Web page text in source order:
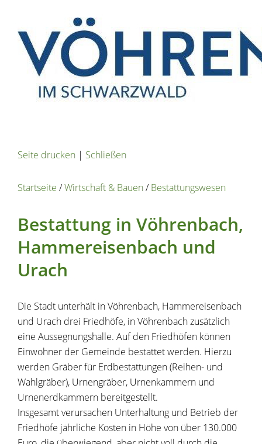
Seite drucken | Schließen
Startseite /Wirtschaft & Bauen/Bestattungswesen
Bestattung in Vöhrenbach,
Hammereisenbach und
Urach
Die Stadt unterhält in Vöhrenbach, Hammereisenbach
und Urach drei Friedhöfe, in Vöhrenbach zusätzlich
eine Aussegnungshalle. Auf den Friedhöfen können
Einwohner der Gemeinde bestattet werden. Hierzu
werden Gräber für Erdbestattungen (Reihen- und
Wahlgräber), Urnengräber, Urnenkammern und
Urnenerdkammern bereitgestellt.
Insgesamt verursachen Unterhaltung und Betrieb der
Friedhöfe jährliche Kosten in Höhe von über 130.000